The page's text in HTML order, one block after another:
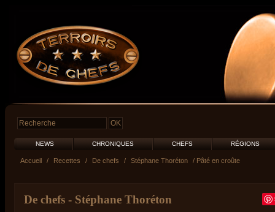
NEWS CHRONIQUES CHEFS RÉGIONS
Accueil / Recettes / De chefs / Stéphane Thoréton / Pâté en croûte
De chefs - Stéphane Thoréton